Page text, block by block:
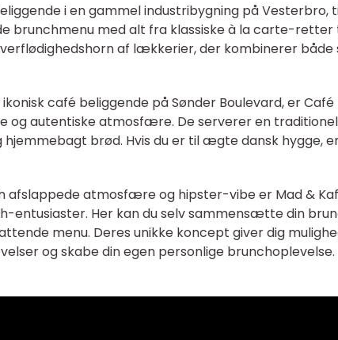
i en gammel industribygning på Vesterbro,
brunchmenu med alt fra klassiske à la carte-
af lækkerier, der kombinerer både
ikonisk café beliggende på Sønder Boulevard, er
og autentiske atmosfære. De serverer en
brød. Hvis du er til ægte dansk hygge,
afslappede atmosfære og hipster-vibe er Mad &
entusiaster. Her kan du selv sammensætte din
menu. Deres unikke koncept giver dig
og skabe din egen personlige brunchoplevelse.